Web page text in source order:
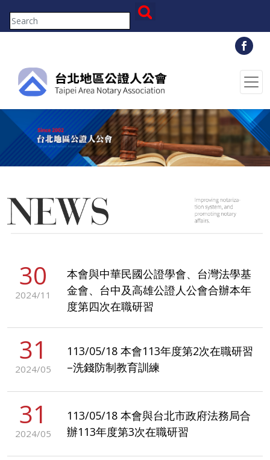
30
2024/11
本會與中華民國公證學會、台灣法學基
金會、台中及高雄公證人公會合辦本年
度第四次在職研習
31
2024/05
113/05/18 本會113年度第2次在職研習
–洗錢防制教育訓練
31
2024/05
113/05/18 本會與台北市政府法務局合
辦113年度第3次在職研習